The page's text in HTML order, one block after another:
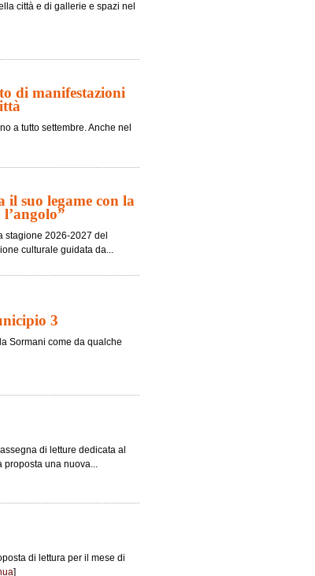
città e di gallerie e spazi nel
di manifestazioni
a tutto settembre. Anche nel
suo legame con la
stagione 2026-2027 del
culturale guidata da...
3
Sormani come da qualche
di letture dedicata al
proposta una nuova...
di lettura per il mese di
]